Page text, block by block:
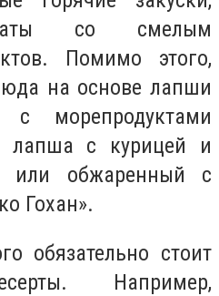
со смелым
Помимо этого,
на основе лапши
морепродуктами
лапша с курицей и
или обжаренный с
Гохан».
обязательно стоит
Например,